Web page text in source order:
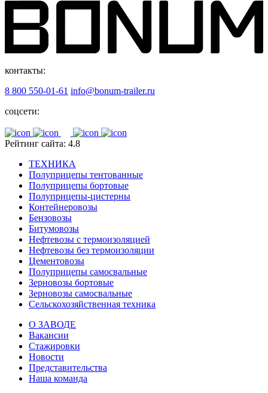
контакты:
8 800 550-01-61 info@bonum-trailer.ru
соцсети:
Рейтинг сайта: 4.8
ТЕХНИКА
Полуприцепы тентованные
Полуприцепы бортовые
Полуприцепы-цистерны
Контейнеровозы
Бензовозы
Битумовозы
Нефтевозы с термоизоляцией
Нефтевозы без термоизоляции
Цементовозы
Полуприцепы самосвальные
Зерновозы бортовые
Зерновозы самосвальные
Сельскохозяйственная техника
О ЗАВОДЕ
Вакансии
Стажировки
Новости
Представительства
Наша команда